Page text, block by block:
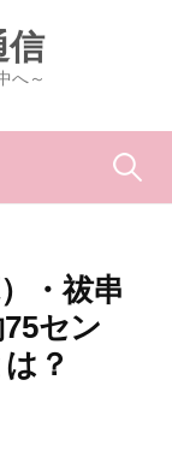
信
へ～
検
・祓串
セン
？